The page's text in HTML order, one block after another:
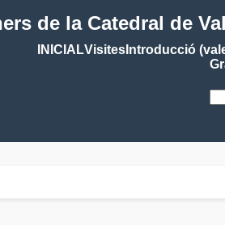
de la Catedral de
INICIALVisitesIntroducció